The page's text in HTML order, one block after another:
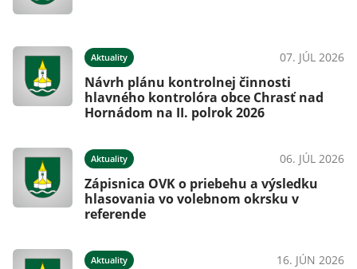
Aktuality 07. JÚL 2026
Návrh plánu kontrolnej činnosti
hlavného kontrolóra obce Chrasť nad
Hornádom na II. polrok 2026
Aktuality 06. JÚL 2026
Zápisnica OVK o priebehu a výsledku
hlasovania vo volebnom okrsku v
referende
Aktuality 16. JÚN 2026